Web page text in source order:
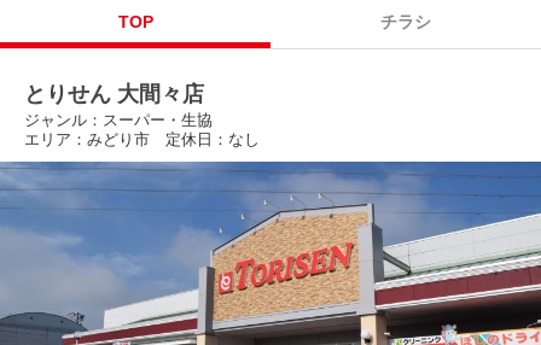
TOP チラシ
とりせん 大間々店
ジャンル：スーパー・生協
エリア：みどり市 定休日：なし